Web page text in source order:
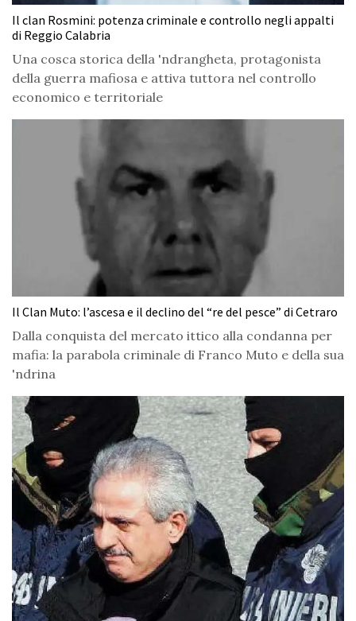
Il clan Rosmini: potenza criminale e controllo negli appalti
di Reggio Calabria
Una cosca storica della 'ndrangheta, protagonista
della guerra mafiosa e attiva tuttora nel controllo
economico e territoriale
Il Clan Muto: l’ascesa e il declino del “re del pesce” di Cetraro
Dalla conquista del mercato ittico alla condanna per
mafia: la parabola criminale di Franco Muto e della sua
'ndrina